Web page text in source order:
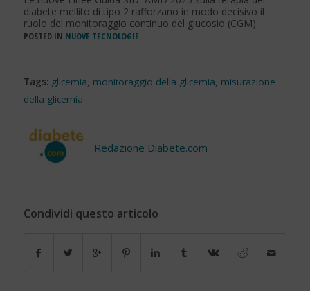
diabete mellito di tipo 2 rafforzano in modo decisivo il
ruolo del monitoraggio continuo del glucosio (CGM).
POSTED IN NUOVE TECNOLOGIE
Tags: glicemia, monitoraggio della glicemia, misurazione
della glicemia
Redazione Diabete.com
Condividi questo articolo